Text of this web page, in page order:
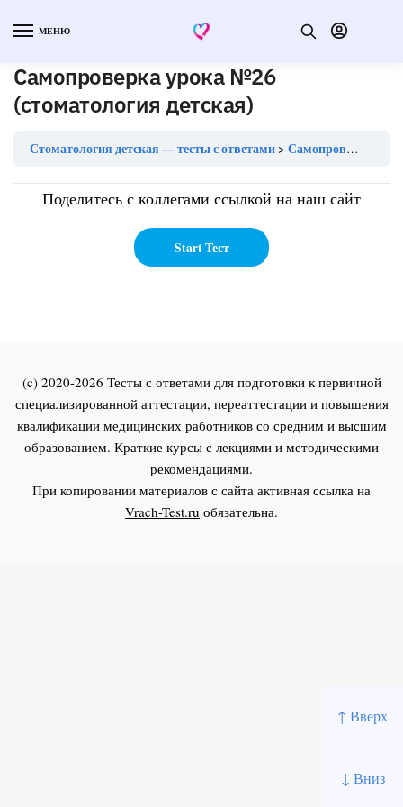
↑ Вверх
↓ Вниз
МЕНЮ
Самопроверка урока №26
(стоматология детская)
Стоматология детская — тесты с ответами Самопроверка урока №26 (стоматология детская)
Поделитесь с коллегами ссылкой на наш сайт
(c) 2020-2026 Тесты с ответами для подготовки к первичной
специализированной аттестации, переаттестации и повышения
квалификации медицинских работников со средним и высшим
образованием. Краткие курсы с лекциями и методическими
рекомендациями.
При копировании материалов с сайта активная ссылка на
Vrach-Test.ru обязательна.